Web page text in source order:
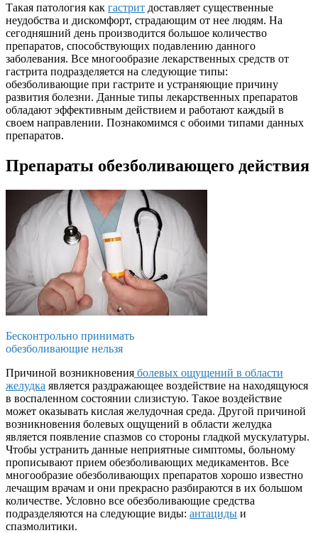
Такая патология как гастрит доставляет существенные
неудобства и дискомфорт, страдающим от нее людям. На
сегодняшний день производится большое количество
препаратов, способствующих подавлению данного
заболевания. Все многообразие лекарственных средств от
гастрита подразделяется на следующие типы:
обезболивающие при гастрите и устраняющие причину
развития болезни. Данные типы лекарственных препаратов
обладают эффективным действием и работают каждый в
своем направлении. Познакомимся с обоими типами данных
препаратов.
Препараты обезболивающего действия
Бесконтрольно принимать
обезболивающие нельзя
Причиной возникновения болевых ощущений в области
желудка является раздражающее воздействие на находящуюся
в воспаленном состоянии слизистую. Такое воздействие
может оказывать кислая желудочная среда. Другой причиной
возникновения болевых ощущений в области желудка
является появление спазмов со стороны гладкой мускулатуры.
Чтобы устранить данные неприятные симптомы, больному
прописывают прием обезболивающих медикаментов. Все
многообразие обезболивающих препаратов хорошо известно
лечащим врачам и они прекрасно разбираются в их большом
количестве. Условно все обезболивающие средства
подразделяются на следующие виды: антациды и
спазмолитики.